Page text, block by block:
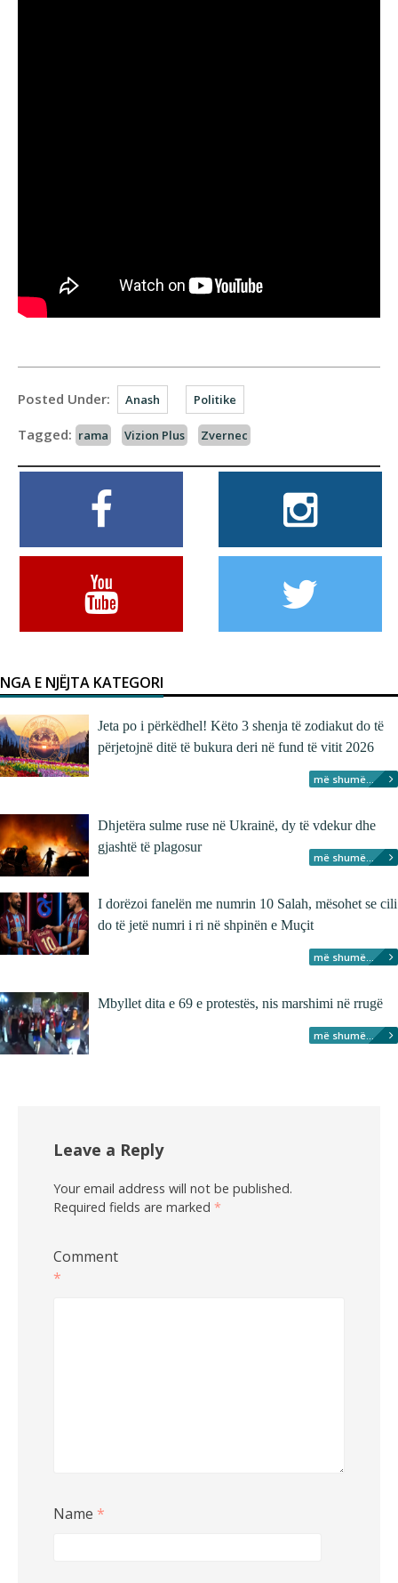
Posted Under: Anash Politike
Tagged: rama Vizion Plus Zvernec
NGA E NJËJTA KATEGORI
Jeta po i përkëdhel! Këto 3 shenja të zodiakut do të
përjetojnë ditë të bukura deri në fund të vitit 2026
më shumë...
Dhjetëra sulme ruse në Ukrainë, dy të vdekur dhe
gjashtë të plagosur
më shumë...
I dorëzoi fanelën me numrin 10 Salah, mësohet se cili
do të jetë numri i ri në shpinën e Muçit
më shumë...
Mbyllet dita e 69 e protestës, nis marshimi në rrugë
më shumë...
Leave a Reply
Your email address will not be published.
Required fields are marked *
Comment
*
Name *